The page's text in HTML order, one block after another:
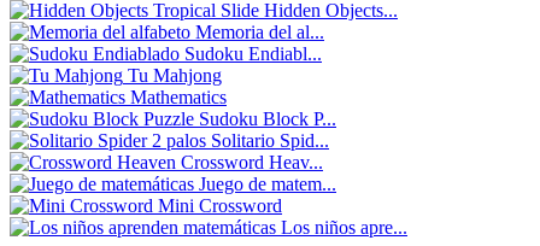
Hidden Objects...
Memoria del al...
Sudoku Endiabl...
Tu Mahjong
Mathematics
Sudoku Block P...
Solitario Spid...
Crossword Heav...
Juego de matem...
Mini Crossword
Los niños apre...